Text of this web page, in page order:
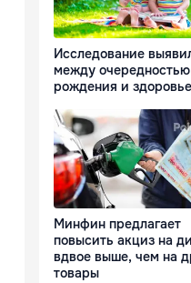
Исследование
между очередностью
рождения и
Минфин предлагает
повысить акциз на
вдвое выше, чем на
товары